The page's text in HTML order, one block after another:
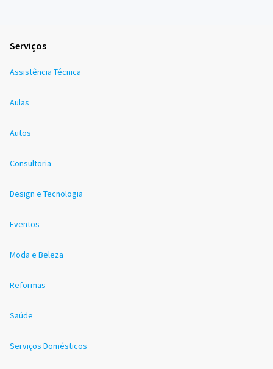
Serviços
Assistência Técnica
Aulas
Autos
Consultoria
Design e Tecnologia
Eventos
Moda e Beleza
Reformas
Saúde
Serviços Domésticos